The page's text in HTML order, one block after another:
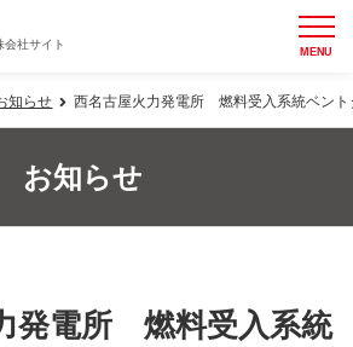
会社サイト MENU
知らせ 西名古屋火力発電所 燃料受入系統ベント
お知らせ
発電所 燃料受入系統